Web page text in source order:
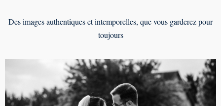
Des images authentiques et intemporelles, que vous garderez pour
toujours